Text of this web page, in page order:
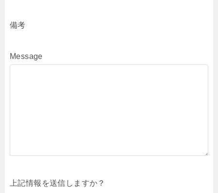
備考
Message
上記情報を送信しますか？